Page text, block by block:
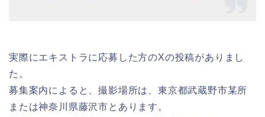
実際にエキストラに応募した方のXの投稿がありまし
た。
募集案内によると、撮影場所は、東京都武蔵野市某所
または神奈川県藤沢市とあります。